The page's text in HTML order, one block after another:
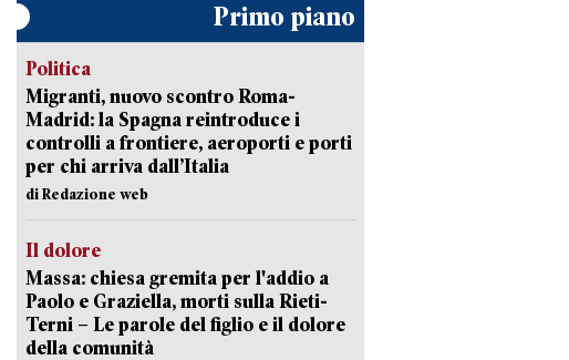
Primo piano
Politica
Migranti, nuovo scontro Roma-
Madrid: la Spagna reintroduce i
controlli a frontiere, aeroporti e porti
per chi arriva dall’Italia
di Redazione web
Il dolore
Massa: chiesa gremita per l'addio a
Paolo e Graziella, morti sulla Rieti-
Terni – Le parole del figlio e il dolore
della comunità